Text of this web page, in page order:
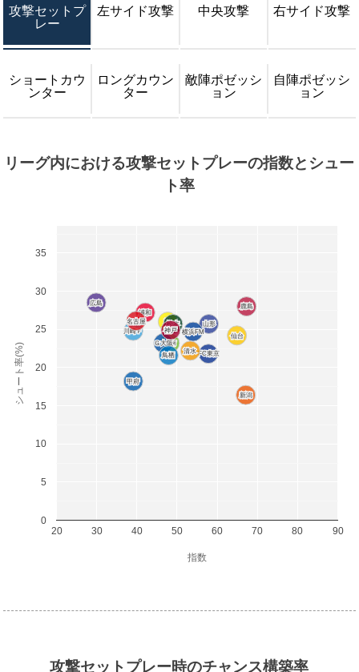
攻撃セットプ
レー
左サイド攻撃 中央攻撃 右サイド攻撃
ショートカウ
ンター
ロングカウン
ター
敵陣ポゼッシ
ョン
自陣ポゼッシ
ョン
リーグ内における攻撃セットプレーの指数とシュー
ト率
仙台
仙台
山形
山形
鹿島
鹿島
浦和
浦和
柏
柏
FC東京
FC東京
川崎Ｆ
川崎Ｆ 横浜FM
横浜FM
湘南
湘南
甲府
甲府
松本
松本
新潟
新潟
清水
清水
名古屋
名古屋
Ｇ大阪
Ｇ大阪
神戸
神戸
広島
広島
鳥栖
鳥栖
20 30 40 50 60 70 80 90
0
5
10
15
20
25
30
35
指数
シュート率(%)
攻撃セットプレー時のチャンス構築率